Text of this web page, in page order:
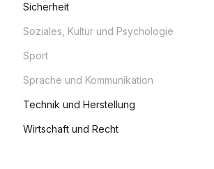
Sicherheit
Soziales, Kultur und Psychologie
Sport
Sprache und Kommunikation
Technik und Herstellung
Wirtschaft und Recht